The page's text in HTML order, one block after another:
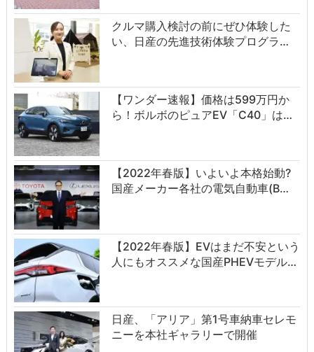
クルマ購入検討の前にぜひ体験した
い、日産の先進技術体験プログラ…
【ワンダー速報】価格は599万円か
ら！ボルボのピュアEV「C40」は…
【2022年春版】いよいよ本格始動?
国産メーカー各社の電気自動車(B…
【2022年春版】EVはまだ不安という
人にもオススメな国産PHEVモデル…
日産、「アリア」第1号車納車セレモ
ニーを本社ギャラリーで開催